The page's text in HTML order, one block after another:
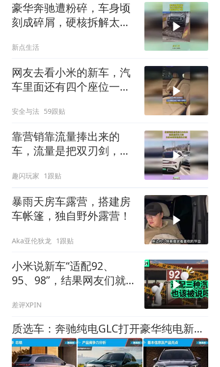
豪华奔驰遭粉碎，车身顷
刻成碎屑，硬核拆解太解
新点生活
网友去看小米的新车，汽
车里面还有四个座位一起
朋友喝喝下午茶
安全与法 59跟贴
靠营销靠流量捧出来的
车，流量是把双刃剑，自
趣闪玩家 1跟贴
暴雨天房车露营，搭建房
车帐篷，独自野外露营！
Aka亚伦狄龙 1跟贴
小米说新车“适配92、
95、98”，结果网友们就
差评XPIN
质选车：奔驰纯电GLC打开豪华纯电新格局